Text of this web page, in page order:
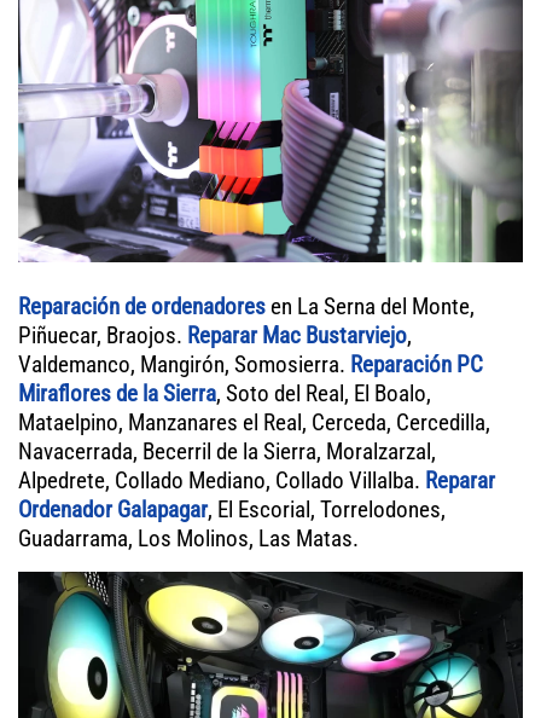
Reparación de ordenadores en La Serna del Monte,
Piñuecar, Braojos. Reparar Mac Bustarviejo,
Valdemanco, Mangirón, Somosierra. Reparación PC
Miraflores de la Sierra, Soto del Real, El Boalo,
Mataelpino, Manzanares el Real, Cerceda, Cercedilla,
Navacerrada, Becerril de la Sierra, Moralzarzal,
Alpedrete, Collado Mediano, Collado Villalba. Reparar
Ordenador Galapagar, El Escorial, Torrelodones,
Guadarrama, Los Molinos, Las Matas.